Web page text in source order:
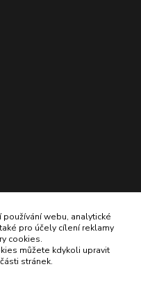
webu, analytické
pro účely cílení reklamy
cookies.
můžete kdykoli upravit
stránek.